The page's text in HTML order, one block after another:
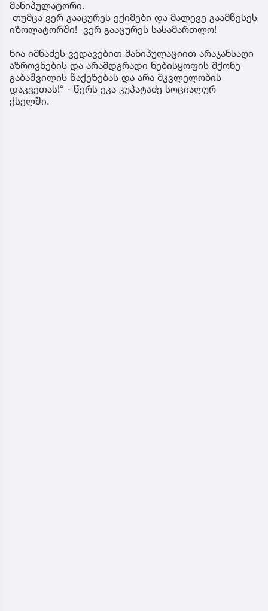
მანიპულატორი.
თუმცა ვერ გააცურეს ექიმები და მალევე გაამწესეს
იზოლატორში! ვერ გააცურეს სასამართლო!
ნია იმნაძეს ვედავებით მანიპულაციით არაჯანსაღი
აზროვნების და არამდგრადი ნებისყოფის მქონე
გაბაშვილის წაქეზებას და არა მკვლელობის
დაკვეთას!“ - წერს ეკა კუპატაძე სოციალურ
ქსელში.